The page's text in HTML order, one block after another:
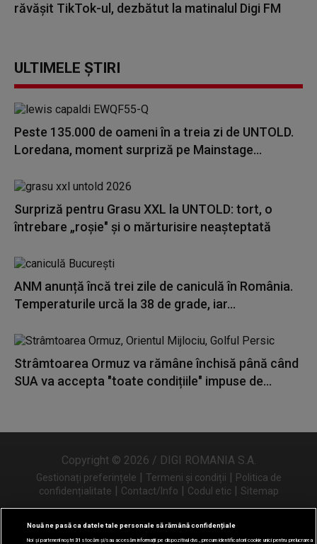
răvășit TikTok-ul, dezbătut la matinalul Digi FM
ULTIMELE ȘTIRI
Peste 135.000 de oameni în a treia zi de UNTOLD.
Loredana, moment surpriză pe Mainstage...
Surpriză pentru Grasu XXL la UNTOLD: tort, o
întrebare „roșie" și o mărturisire neașteptată
ANM anunță încă trei zile de caniculă în România.
Temperaturile urcă la 38 de grade, iar...
Strâmtoarea Ormuz va rămâne închisă până când
SUA va accepta "toate condițiile" impuse de...
Copyright © 2026 / DIGI ROMANIA S.A.
Gestionați preferințele | Termeni și condiții | Politica de
confidențialitate | Contact/Info | Codul etic | Sitemap
Nouă ne pasă ca datele tale personale să rămână confidențiale
Noi și partenerii noștri31 stocăm și/sau accesăm informații pe dispozitivul dvs., precum identificatorii cookie unici pentru prelucrarea